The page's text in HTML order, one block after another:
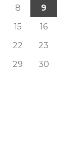
8
9
15
16
22
23
29
30